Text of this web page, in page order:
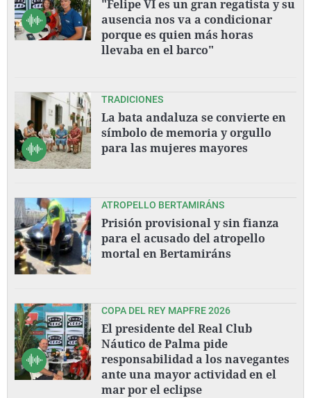
"Felipe VI es un gran regatista y su
ausencia nos va a condicionar
porque es quien más horas
llevaba en el barco"
TRADICIONES
La bata andaluza se convierte en
símbolo de memoria y orgullo
para las mujeres mayores
ATROPELLO BERTAMIRÁNS
Prisión provisional y sin fianza
para el acusado del atropello
mortal en Bertamiráns
COPA DEL REY MAPFRE 2026
El presidente del Real Club
Náutico de Palma pide
responsabilidad a los navegantes
ante una mayor actividad en el
mar por el eclipse